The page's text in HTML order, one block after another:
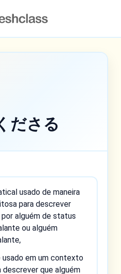
ださる
usado de maneira
para descrever
alguém de status
ou alguém
em um contexto
descrever que alguém